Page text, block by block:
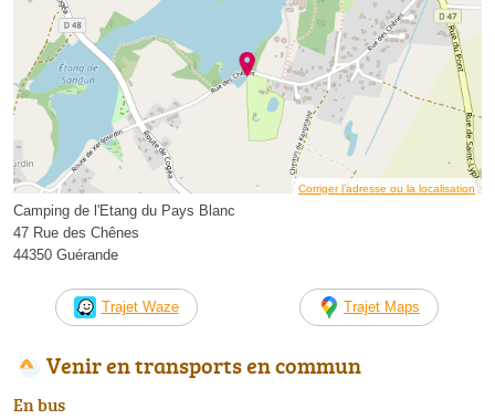
Corriger l’adresse ou la localisation
Camping de l'Etang du Pays Blanc
47 Rue des Chênes
44350 Guérande
Trajet Waze Trajet Maps
Venir en transports en commun
En bus